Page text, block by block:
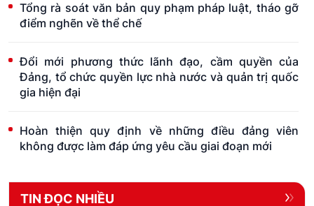
Tổng rà soát văn bản quy phạm pháp luật, tháo gỡ
điểm nghẽn về thể chế
Đổi mới phương thức lãnh đạo, cầm quyền của
Đảng, tổ chức quyền lực nhà nước và quản trị quốc
gia hiện đại
Hoàn thiện quy định về những điều đảng viên
không được làm đáp ứng yêu cầu giai đoạn mới
TIN ĐỌC NHIỀU